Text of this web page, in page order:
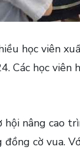
học viên
Các học
nâng cao
cờ vua.